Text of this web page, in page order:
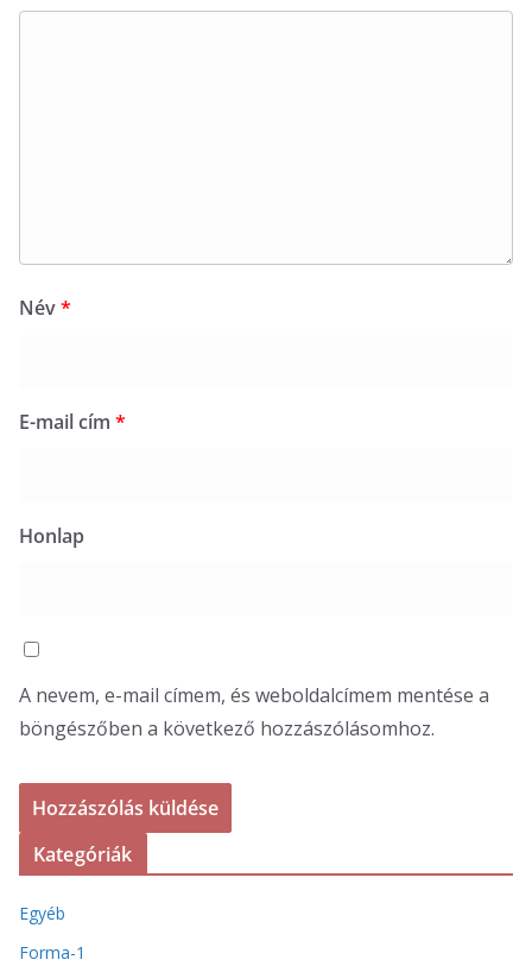
Név*
E-mail cím *
Honlap
A nevem, e-mail címem, és weboldalcímem mentése a
böngészőben a következő hozzászólásomhoz.
Kategóriák
Egyéb
Forma-1